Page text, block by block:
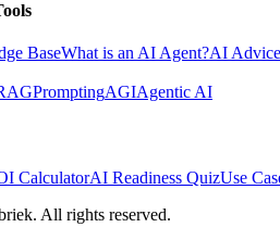
BaseWhat is an AI Agent?AI Advice
PromptingAGIAgentic AI
CalculatorAI Readiness QuizUse
. All rights reserved.